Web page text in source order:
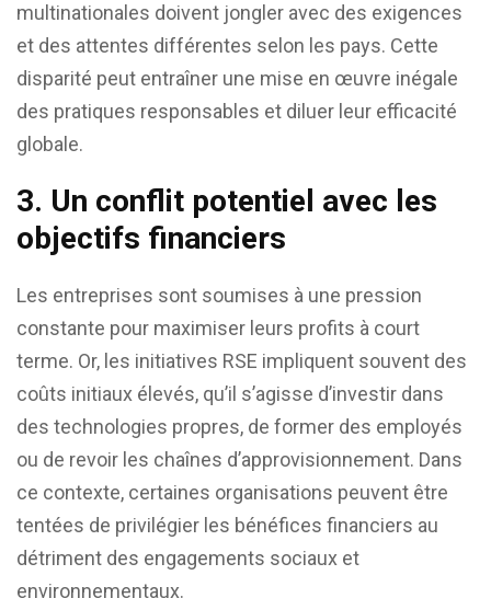
multinationales doivent jongler avec des exigences
et des attentes différentes selon les pays. Cette
disparité peut entraîner une mise en œuvre inégale
des pratiques responsables et diluer leur efficacité
globale.
3. Un conflit potentiel avec les
objectifs financiers
Les entreprises sont soumises à une pression
constante pour maximiser leurs profits à court
terme. Or, les initiatives RSE impliquent souvent des
coûts initiaux élevés, qu’il s’agisse d’investir dans
des technologies propres, de former des employés
ou de revoir les chaînes d’approvisionnement. Dans
ce contexte, certaines organisations peuvent être
tentées de privilégier les bénéfices financiers au
détriment des engagements sociaux et
environnementaux.